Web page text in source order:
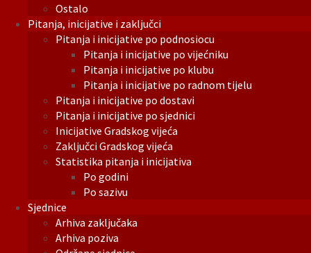
Ostalo
Pitanja, inicijative i zaključci
Pitanja i inicijative po podnosiocu
Pitanja i inicijative po vijećniku
Pitanja i inicijative po klubu
Pitanja i inicijative po radnom tijelu
Pitanja i inicijative po dostavi
Pitanja i inicijative po sjednici
Inicijative Gradskog vijeća
Zaključci Gradskog vijeća
Statistika pitanja i inicijativa
Po godini
Po sazivu
Sjednice
Arhiva zaključaka
Arhiva poziva